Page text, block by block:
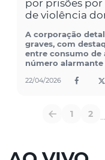
por prisões
de violência
A corporação
graves, com
entre consumo de
número
22/04/2026
1 2 ...